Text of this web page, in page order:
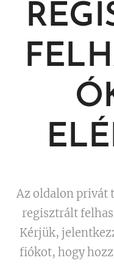
Az oldalon privát
regisztrált
Kérjük,
fiókot, hogy